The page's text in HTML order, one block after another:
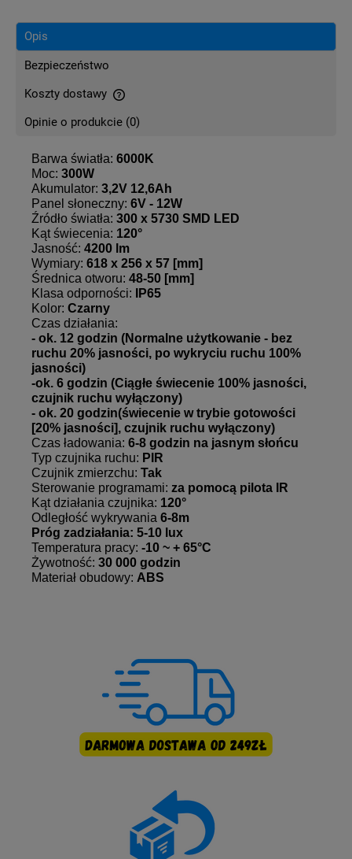
Opis
Bezpieczeństwo
Koszty dostawy
Cena nie zawiera ewentualnych kosztów płatności
Opinie o produkcie (0)
Barwa światła: 6000K
Moc: 300W
Akumulator: 3,2V 12,6Ah
Panel słoneczny: 6V - 12W
Źródło światła: 300 x 5730 SMD LED
Kąt świecenia: 120°
Jasność: 4200 lm
Wymiary: 618 x 256 x 57 [mm]
Średnica otworu: 48-50 [mm]
Klasa odporności:
IP65
Kolor: Czarny
Czas działania:
- ok. 12 godzin (Normalne użytkowanie - bez
ruchu 20% jasności, po wykryciu ruchu 100%
jasności)
-ok. 6 godzin (Ciągłe świecenie 100% jasności,
czujnik ruchu wyłączony)
- ok. 20 godzin(świecenie w trybie gotowości
[20% jasności], czujnik ruchu wyłączony)
Czas ładowania: 6-8 godzin na jasnym słońcu
Typ czujnika ruchu: PIR
Czujnik zmierzchu: Tak
Sterowanie programami: za pomocą pilota IR
Kąt działania czujnika: 120°
Odległość wykrywania 6-8m
Próg zadziałania: 5-10 lux
Temperatura pracy: -10 ~ + 65°C
Żywotność: 30 000 godzin
Materiał obudowy: ABS